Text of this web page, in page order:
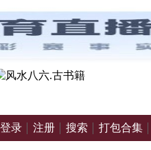
登录 注册 搜索 打包合集